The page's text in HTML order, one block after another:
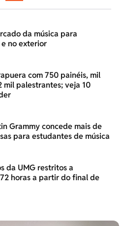
da música para
no exterior
com 750 painéis, mil
mil palestrantes; veja 10
Grammy concede mais de
para estudantes de música
da UMG restritos a
horas a partir do final de